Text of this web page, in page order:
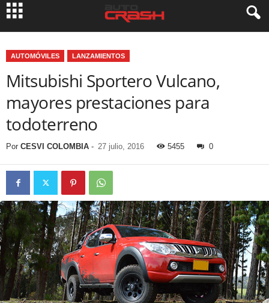
AUTOMÓVILES LANZAMIENTOS
Mitsubishi Sportero Vulcano,
mayores prestaciones para
todoterreno
Por CESVI COLOMBIA - 27 julio, 2016 5455 0